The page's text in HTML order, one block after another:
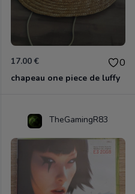
17.00 € 0
chapeau one piece de luffy
TheGamingR83